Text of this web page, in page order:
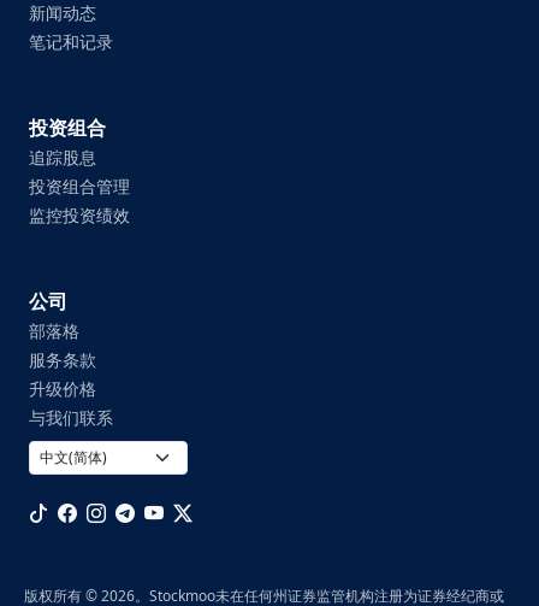
新闻动态
笔记和记录
投资组合
追踪股息
投资组合管理
监控投资绩效
公司
部落格
服务条款
升级价格
与我们联系
版权所有 © 2026。Stockmoo未在任何州证券监管机构注册为证券经纪商或